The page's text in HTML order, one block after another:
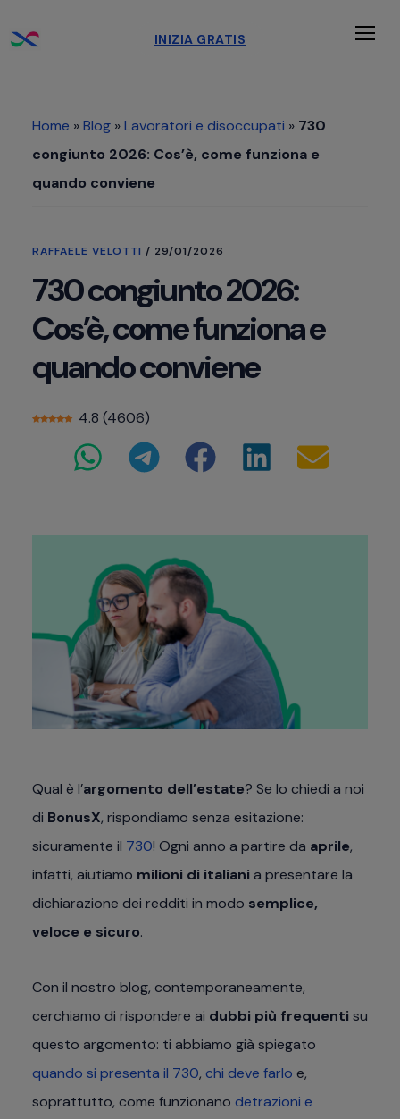
alla
primaria
pagina
INIZIA GRATIS
Home »Blog»Lavoratori e disoccupati » 730
congiunto 2026: Cos’è, come funziona e
quando conviene
RAFFAELE VELOTTI / 29/01/2026
730 congiunto 2026:
Cos’è, come funziona e
quando conviene
4.8 (4606)
Qual è l’argomento dell’estate? Se lo chiedi a noi
di BonusX, rispondiamo senza esitazione:
sicuramente il 730! Ogni anno a partire da aprile,
infatti, aiutiamo milioni di italiani a presentare la
dichiarazione dei redditi in modo semplice,
veloce e sicuro.
Con il nostro blog, contemporaneamente,
cerchiamo di rispondere ai dubbi più frequenti su
questo argomento: ti abbiamo già spiegato
quando si presenta il 730, chi deve farlo e,
soprattutto, come funzionano detrazioni e